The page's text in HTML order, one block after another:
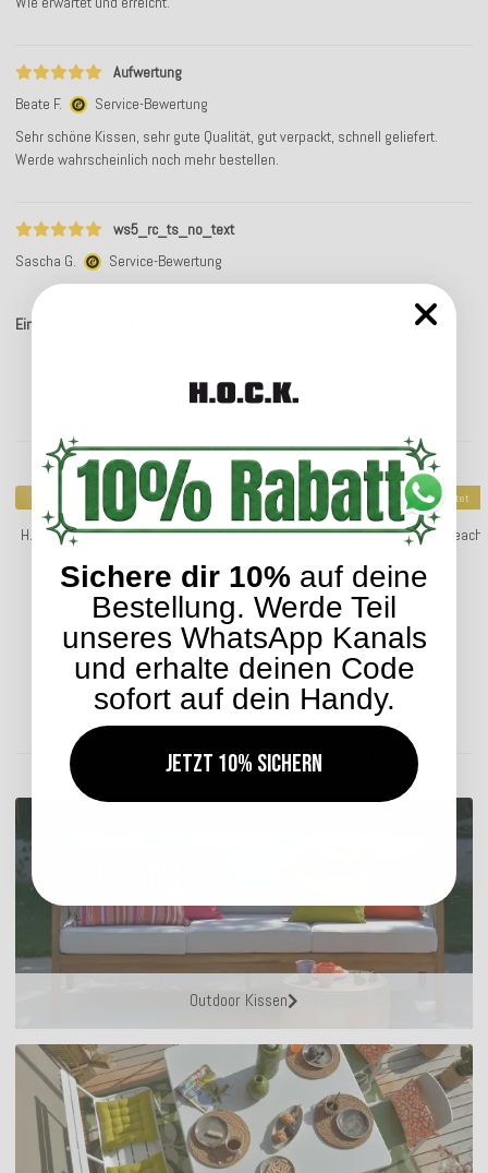
Aufwertung
Beate F.
Service-Bewertung
Sehr schöne Kissen, sehr gute Qualität, gut verpackt, schnell geliefert.
Werde wahrscheinlich noch mehr bestellen.
ws5_rc_ts_no_text
Sascha G.
Service-Bewertung
Einträge insgesamt: 3
Kunden kauften dazu folgende Artikel:
Top bewertet
H.O.C.K. Classic Uni Outdoor Matratzenkissen 50x50x10cm
33,99 €*
Lieferzeit: ca. 2-4 Werktage
Top bewertet
H.O.C.K.
ENTDECKEN SIE UNSER SORTIMENT
Outdoor Kissen
Sichere dir 10% auf deine
Bestellung. Werde Teil
unseres WhatsApp Kanals
und erhalte deinen Code
sofort auf dein Handy.
Jetzt 10% sichern